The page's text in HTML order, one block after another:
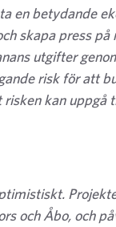
en betydande
skapa press på
utgifter
risk för att
kan uppgå
och Åbo, och